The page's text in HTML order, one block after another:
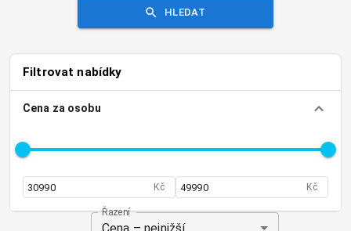
HLEDAT
Filtrovat nabídky
Cena za osobu
Kč Kč
Řazení